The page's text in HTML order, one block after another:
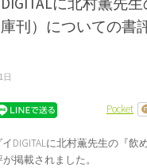
刊）についての書
日
Pocket
DIGITALに北村薫先生の『飲
掲載されました。